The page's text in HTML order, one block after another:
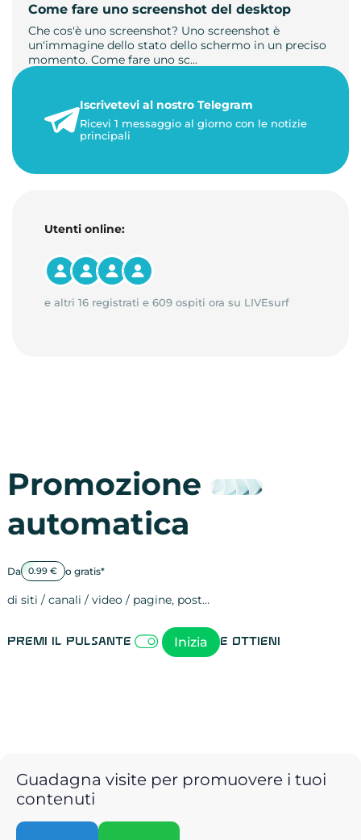
Come fare uno screenshot del desktop
Che cos'è uno screenshot? Uno screenshot è
un'immagine dello stato dello schermo in un preciso
momento. Come fare uno sc…
1 minuto di letturaIscrivetevi al nostro Telegram
Ricevi 1 messaggio al giorno con le notizie
principali
Utenti online:
e altri 16 registrati e 609 ospiti ora su LIVEsurf
Promozione
automatica
Da 0.99 € o gratis*
di siti / canali / video / pagine, post…
Premi il pulsante Inizia e ottieni
Guadagna visite per promuovere i tuoi
contenuti